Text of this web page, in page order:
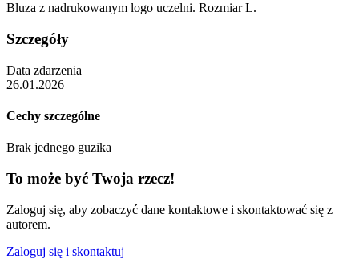
Bluza z nadrukowanym logo uczelni. Rozmiar L.
Szczegóły
Data zdarzenia
26.01.2026
Cechy szczególne
Brak jednego guzika
To może być Twoja rzecz!
Zaloguj się, aby zobaczyć dane kontaktowe i skontaktować się z
autorem.
Zaloguj się i skontaktuj